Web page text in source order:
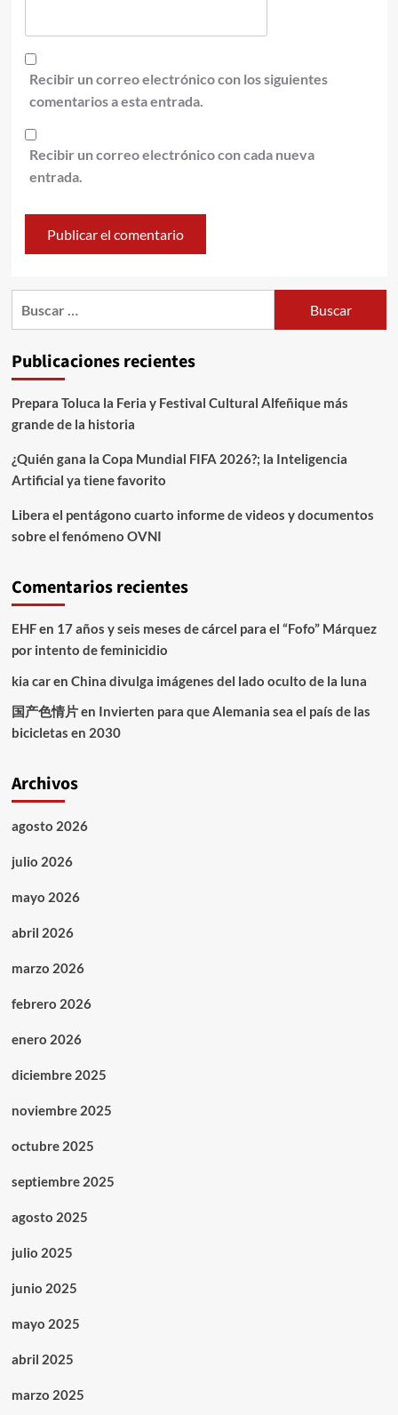
Recibir un correo electrónico con los siguientes
comentarios a esta entrada.
Recibir un correo electrónico con cada nueva
entrada.
Publicaciones recientes
Prepara Toluca la Feria y Festival Cultural Alfeñique más
grande de la historia
¿Quién gana la Copa Mundial FIFA 2026?; la Inteligencia
Artificial ya tiene favorito
Libera el pentágono cuarto informe de videos y documentos
sobre el fenómeno OVNI
Comentarios recientes
EHFen 17 años y seis meses de cárcel para el “Fofo” Márquez
por intento de feminicidio
kia caren China divulga imágenes del lado oculto de la luna
国产色情片en Invierten para que Alemania sea el país de las
bicicletas en 2030
Archivos
agosto 2026
julio 2026
mayo 2026
abril 2026
marzo 2026
febrero 2026
enero 2026
diciembre 2025
noviembre 2025
octubre 2025
septiembre 2025
agosto 2025
julio 2025
junio 2025
mayo 2025
abril 2025
marzo 2025